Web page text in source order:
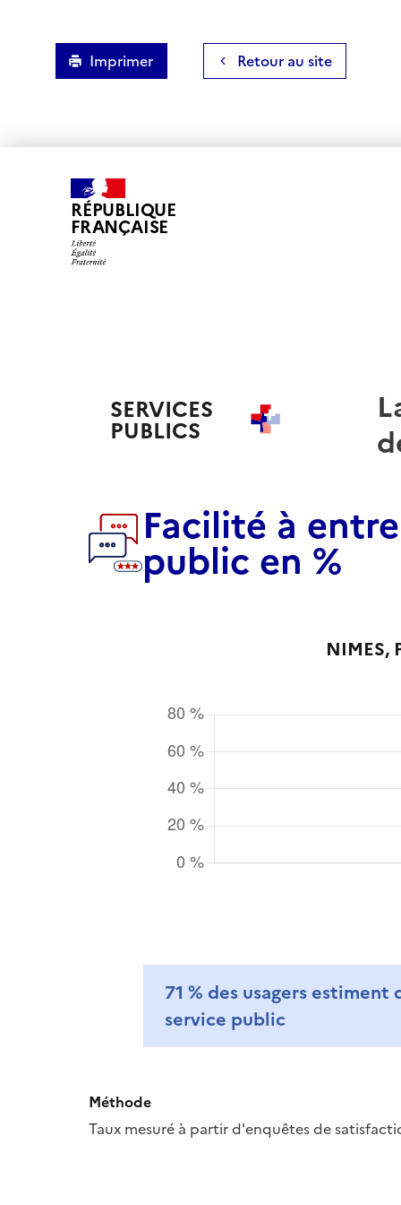
Imprimer Retour au site
RÉPUBLIQUE
FRANÇAISE
SERVICES
PUBLICS
Facilité à
public en %
NIMES,
71 % des usagers
service public
Méthode
Taux mesuré à partir d'enquêtes de